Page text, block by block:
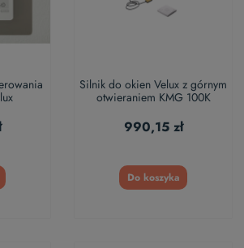
Silnik do okien Velux z górnym
otwieraniem KMG 100K
990,15 zł
Do koszyka